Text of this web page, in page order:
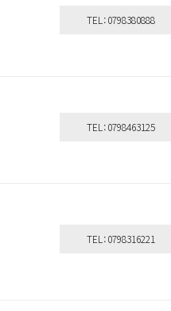
TEL：0798380888
TEL：0798463125
TEL：0798316221